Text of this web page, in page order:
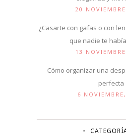
20
¿Casarte con gafas o con
que nadie te
13
Cómo organizar una
perfecta
6